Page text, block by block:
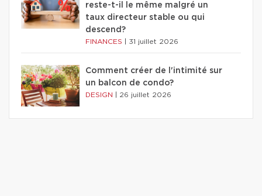
reste-t-il le même malgré un
taux directeur stable ou qui
descend?
FINANCES 31 juillet 2026
Comment créer de l'intimité sur
un balcon de condo?
DESIGN 26 juillet 2026